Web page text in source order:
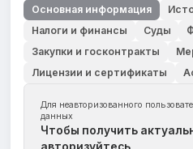
Основная информация
Налоги и финансы
Суды
Закупки и госконтракты
Лицензии и сертификаты
Для неавторизованного
данных
Чтобы получить